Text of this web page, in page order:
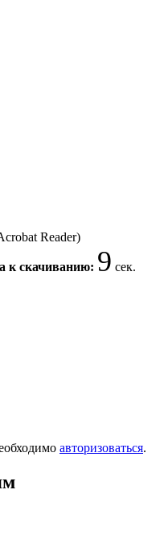
Reader)
к скачиванию: 9 сек.
авторизоваться.